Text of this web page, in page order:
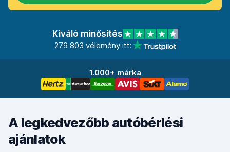
Kiváló minősítés
279 803 vélemény itt:
1.000+ márka
A legkedvezőbb autóbérlési
ajánlatok